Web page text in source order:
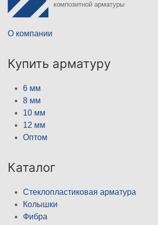
композитной арматуры
О компании
Купить арматуру
6 мм
8 мм
10 мм
12 мм
Оптом
Каталог
Стеклопластиковая арматура
Колышки
Фибра